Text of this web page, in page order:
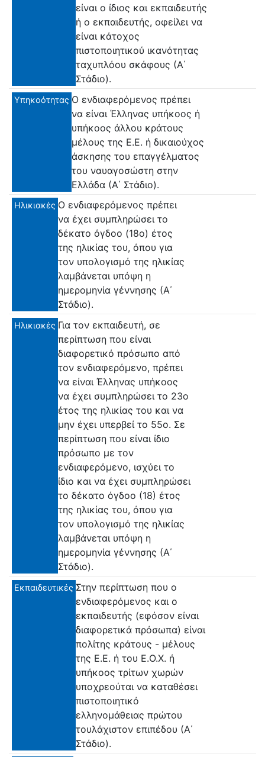
είναι ο ίδιος και εκπαιδευτής
ή ο εκπαιδευτής, οφείλει να
είναι κάτοχος
πιστοποιητικού ικανότητας
ταχυπλόου σκάφους (Α΄
Στάδιο).
Υπηκοότητας Ο ενδιαφερόμενος πρέπει
να είναι Έλληνας υπήκοος ή
υπήκοος άλλου κράτους
μέλους της Ε.Ε. ή δικαιούχος
άσκησης του επαγγέλματος
του ναυαγοσώστη στην
Ελλάδα (Α΄ Στάδιο).
Ηλικιακές Ο ενδιαφερόμενος πρέπει
να έχει συμπληρώσει το
δέκατο όγδοο (18ο) έτος
της ηλικίας του, όπου για
τον υπολογισμό της ηλικίας
λαμβάνεται υπόψη η
ημερομηνία γέννησης (Α΄
Στάδιο).
Ηλικιακές Για τον εκπαιδευτή, σε
περίπτωση που είναι
διαφορετικό πρόσωπο από
τον ενδιαφερόμενο, πρέπει
να είναι Έλληνας υπήκοος
να έχει συμπληρώσει το 23ο
έτος της ηλικίας του και να
μην έχει υπερβεί το 55ο. Σε
περίπτωση που είναι ίδιο
πρόσωπο με τον
ενδιαφερόμενο, ισχύει το
ίδιο και να έχει συμπληρώσει
το δέκατο όγδοο (18) έτος
της ηλικίας του, όπου για
τον υπολογισμό της ηλικίας
λαμβάνεται υπόψη η
ημερομηνία γέννησης (Α΄
Στάδιο).
Εκπαιδευτικές Στην περίπτωση που ο
ενδιαφερόμενος και ο
εκπαιδευτής (εφόσον είναι
διαφορετικά πρόσωπα) είναι
πολίτης κράτους - μέλους
της Ε.Ε. ή του Ε.Ο.Χ. ή
υπήκοος τρίτων χωρών
υποχρεούται να καταθέσει
πιστοποιητικό
ελληνομάθειας πρώτου
τουλάχιστον επιπέδου (Α΄
Στάδιο).